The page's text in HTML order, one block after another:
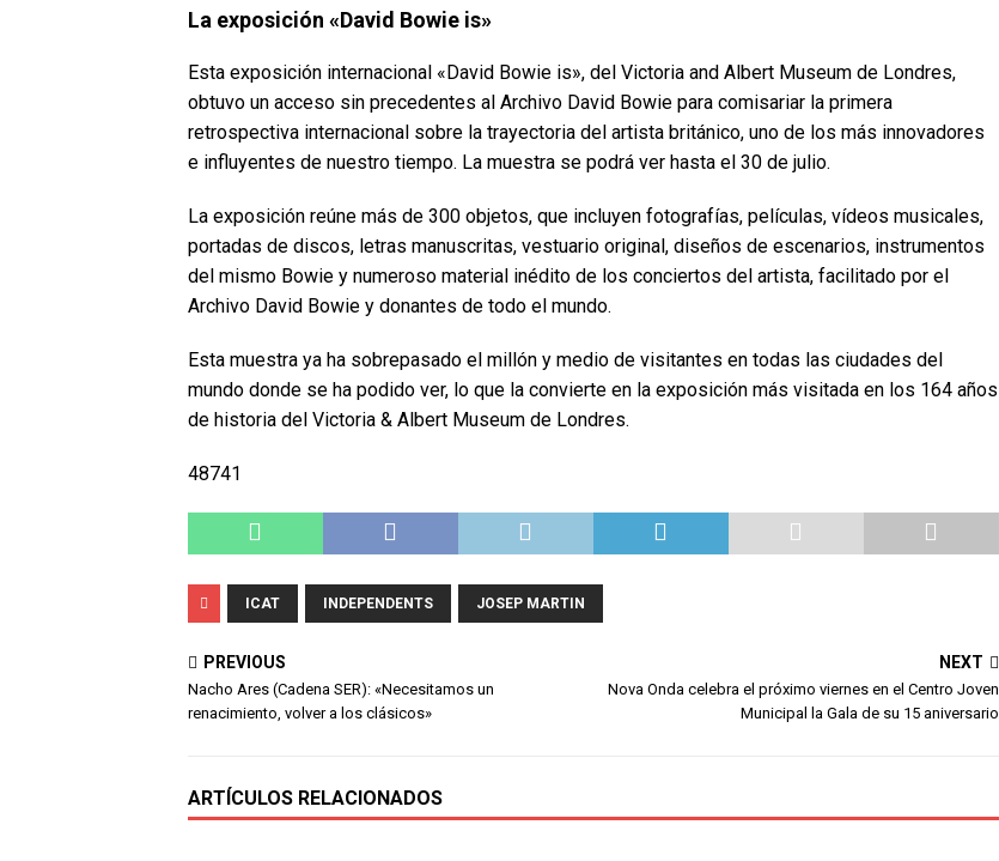
La exposición «David Bowie is»
Esta exposición internacional «David Bowie is», del Victoria and Albert Museum de Londres,
obtuvo un acceso sin precedentes al Archivo David Bowie para comisariar la primera
retrospectiva internacional sobre la trayectoria del artista británico, uno de los más innovadores
e influyentes de nuestro tiempo. La muestra se podrá ver hasta el 30 de julio.
La exposición reúne más de 300 objetos, que incluyen fotografías, películas, vídeos musicales,
portadas de discos, letras manuscritas, vestuario original, diseños de escenarios, instrumentos
del mismo Bowie y numeroso material inédito de los conciertos del artista, facilitado por el
Archivo David Bowie y donantes de todo el mundo.
Esta muestra ya ha sobrepasado el millón y medio de visitantes en todas las ciudades del
mundo donde se ha podido ver, lo que la convierte en la exposición más visitada en los 164 años
de historia del Victoria & Albert Museum de Londres.
48741
ICAT INDEPENDENTS JOSEP MARTIN
PREVIOUS
Nacho Ares (Cadena SER): «Necesitamos un
renacimiento, volver a los clásicos»
NEXT
Nova Onda celebra el próximo viernes en el Centro Joven
Municipal la Gala de su 15 aniversario
ARTÍCULOS RELACIONADOS